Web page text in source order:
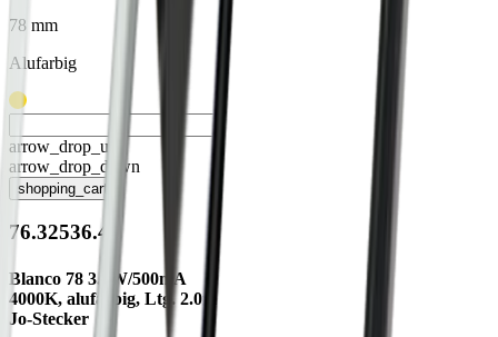
78 mm
Alufarbig
arrow_drop_up
arrow_drop_down
shopping_cart
76.32536.40
Blanco 78 3.0W/500mA
4000K, alufarbig, Ltg. 2.0m
Jo-Stecker